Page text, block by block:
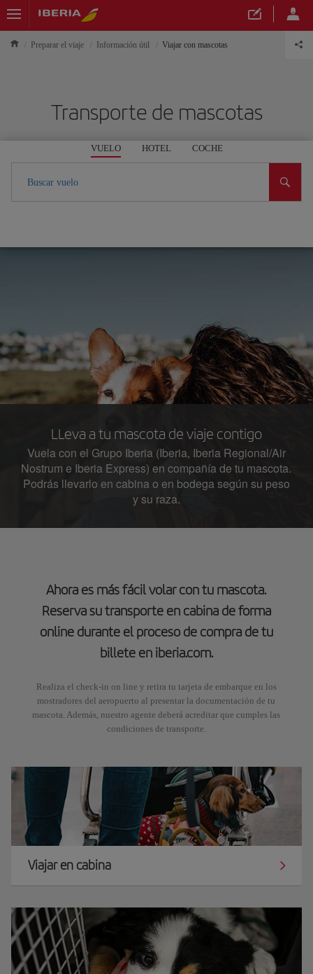
Preparar el viaje Información útil Viajar con mascotas
Transporte de mascotas
VUELO HOTEL COCHE
Buscar vuelo
LLeva a tu mascota de viaje contigo
Vuela con el Grupo Iberia (Iberia, Iberia Regional/Air
Nostrum e Iberia Express) en compañía de tu mascota.
Podrás llevarlo en cabina o en bodega según su peso
y su raza.
Ahora es más fácil volar con tu mascota.
Reserva su transporte en cabina de forma
online durante el proceso de compra de tu
billete en iberia.com.
Realiza el check-in on line y retira tu tarjeta de embarque en los
mostradores del aeropuerto al presentar la documentación de tu
mascota. Además, nuestro agente deberá acreditar que cumples las
condiciones de transporte.
Viajar en cabina